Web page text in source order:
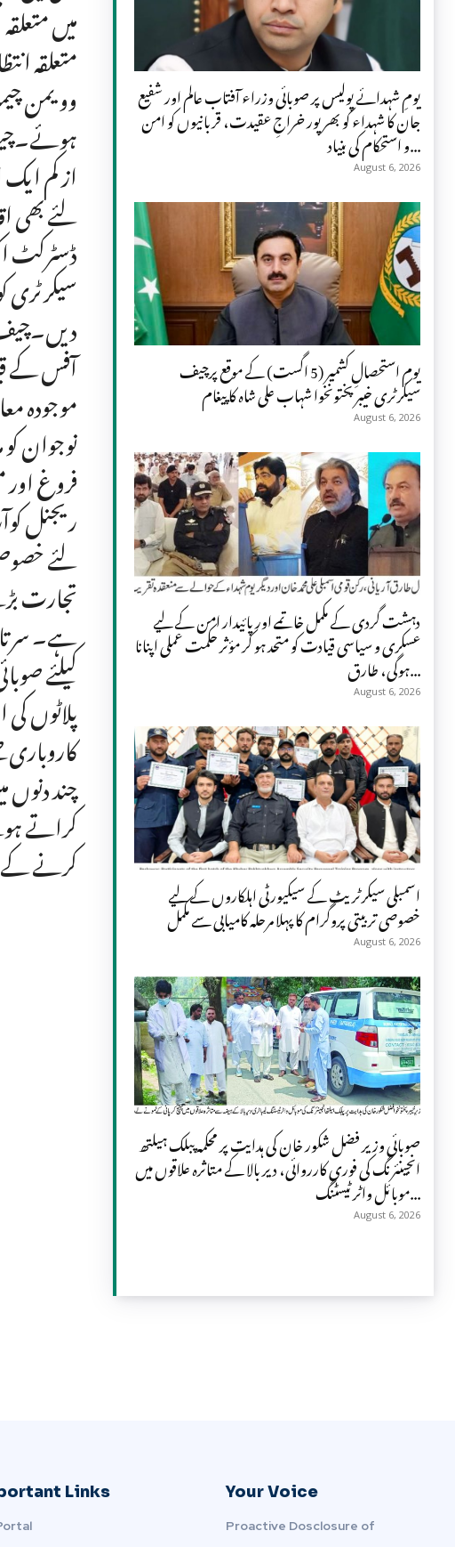
میں
متعلقہ
وویمن
از کم
لئے بھی
ڈسٹرکٹ
سیکرٹری
آفس کے
موجودہ
نوجوان
فروغ
ریجنل
لئے
تجارت
ہے۔
کیلئے
پلاٹوں
چند
کراتے
کرنے کے
یومِ شہدائے پولیس پر صوبائی وزراء آفتاب عالم اور شفیع
جان کا شہداء کو بھرپور خراجِ عقیدت، قربانیوں کو امن
و استحکام کی بنیاد...
August 6, 2026
یومِ استحصالِ کشمیر (5 اگست) کے موقع پرچیف
سیکرٹری خیبر پختونخوا شہاب علی شاہ کا پیغام
August 6, 2026
دہشت گردی کے مکمل خاتمے اور پائیدار امن کے لیے
عسکری و سیاسی قیادت کو متحد ہو کر مؤثر حکمت عملی اپنانا
ہوگی، طارق...
August 6, 2026
اسمبلی سیکرٹریٹ کے سیکیورٹی اہلکاروں کے لیے
خصوصی تربیتی پروگرام کا پہلا مرحلہ کامیابی سے مکمل
August 6, 2026
صوبائی وزیر فضل شکور خان کی ہدایت پر محکمہ پبلک ہیلتھ
انجینئرنگ کی فوری کارروائی، دیر بالا کے متاثرہ علاقوں میں
موبائل واٹر ٹیسٹنگ...
August 6, 2026
Links Your Voice
Proactive Dosclosure of